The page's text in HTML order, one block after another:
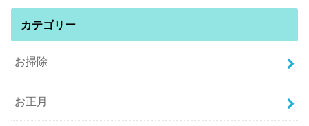
カテゴリー
お掃除
お正月